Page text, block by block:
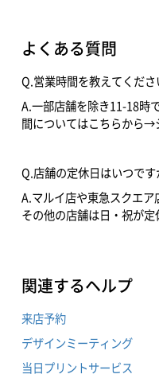
よくある質問
Q.営業時間を教えてくださ
A.一部店舗を除き11-18時
間についてはこちらから→
Q.店舗の定休日はいつです
A.マルイ店や東急スクエア
その他の店舗は日・祝が定
関連するヘルプ
来店予約
デザインミーティング
当日プリントサービス